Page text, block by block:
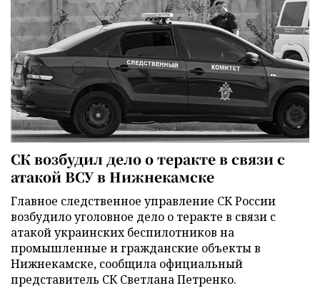
СК возбудил дело о теракте в связи с
атакой ВСУ в Нижнекамске
Главное следственное управление СК России
возбудило уголовное дело о теракте в связи с
атакой украинских беспилотников на
промышленные и гражданские объекты в
Нижнекамске, сообщила официальный
представитель СК Светлана Петренко.